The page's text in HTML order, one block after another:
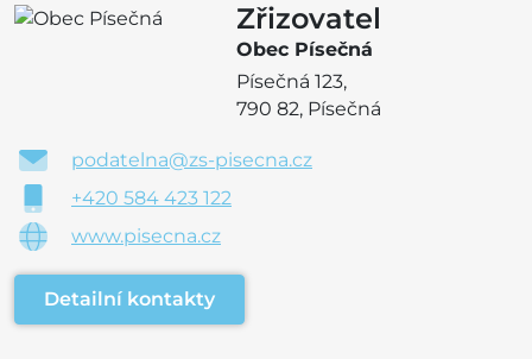
Zřizovatel
Obec Písečná
Písečná 123,
790 82, Písečná
podatelna@zs-pisecna.cz
+420 584 423 122
www.pisecna.cz
Detailní kontakty